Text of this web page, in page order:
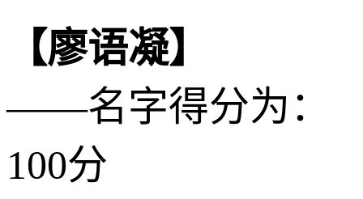
【廖语凝】
——名字得分为：
100分